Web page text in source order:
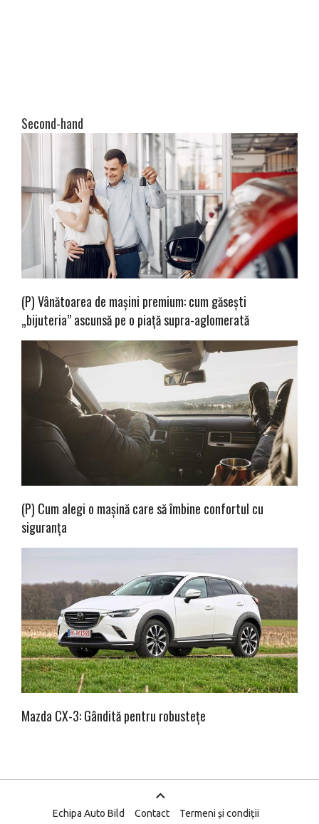
Second-hand
(P) Vânătoarea de mașini premium: cum găsești
„bijuteria” ascunsă pe o piață supra-aglomerată
(P) Cum alegi o mașină care să îmbine confortul cu
siguranța
Mazda CX-3: Gândită pentru robustețe
Echipa Auto Bild Contact Termeni și condiții